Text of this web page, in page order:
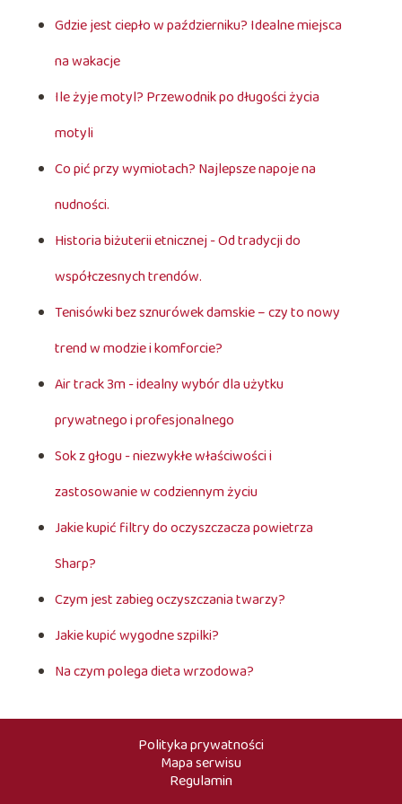
Gdzie jest ciepło w październiku? Idealne miejsca
na wakacje
Ile żyje motyl? Przewodnik po długości życia
motyli
Co pić przy wymiotach? Najlepsze napoje na
nudności.
Historia biżuterii etnicznej - Od tradycji do
współczesnych trendów.
Tenisówki bez sznurówek damskie – czy to nowy
trend w modzie i komforcie?
Air track 3m - idealny wybór dla użytku
prywatnego i profesjonalnego
Sok z głogu - niezwykłe właściwości i
zastosowanie w codziennym życiu
Jakie kupić filtry do oczyszczacza powietrza
Sharp?
Czym jest zabieg oczyszczania twarzy?
Jakie kupić wygodne szpilki?
Na czym polega dieta wrzodowa?
Polityka prywatności
Mapa serwisu
Regulamin